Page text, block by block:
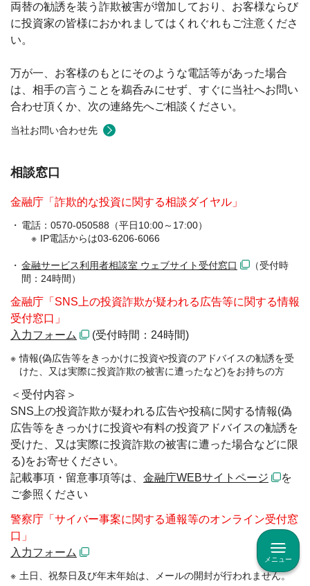
メニュー
両替の勧誘を装う詐欺被害が増加しており、お客様ならび
に投資家の皆様におかれましてはくれぐれもご注意くださ
い。
万が一、お客様のもとにそのような電話等があった場合
は、相手の言うことを鵜呑みにせず、すぐに当社へお問い
合わせ頂くか、次の連絡先へご相談ください。
当社お問い合わせ先
相談窓口
金融庁「詐欺的な投資に関する相談ダイヤル」
電話：0570-050588（平日10:00～17:00）
IP電話からは03-6206-6066
金融サービス利用者相談室 ウェブサイト受付窓口
（受付時
間：24時間）
金融庁「SNS上の投資詐欺が疑われる広告等に関する情報
受付窓口」
入力フォーム
(受付時間：24時間)
情報(偽広告等をきっかけに投資や投資のアドバイスの勧誘を受
けた、又は実際に投資詐欺の被害に遭ったなど)をお持ちの方
＜受付内容＞
SNS上の投資詐欺が疑われる広告や投稿に関する情報(偽
広告等をきっかけに投資や有料の投資アドバイスの勧誘を
受けた、又は実際に投資詐欺の被害に遭った場合などに限
る)をお寄せください。
記載事項・留意事項等は、 金融庁WEBサイトページ
を
ご参照ください
警察庁「サイバー事案に関する通報等のオンライン受付窓
口」
入力フォーム
土日、祝祭日及び年末年始は、メールの開封が行われません。